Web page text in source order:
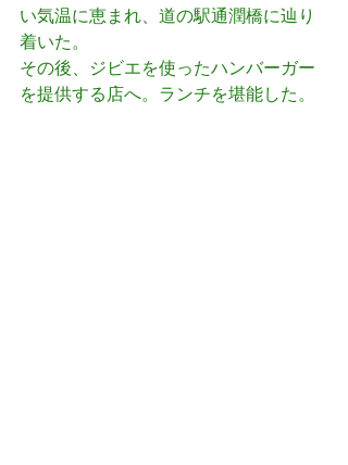
い気温に恵まれ、道の駅通潤橋に辿り
着いた。
その後、ジビエを使ったハンバーガー
を提供する店へ。ランチを堪能した。